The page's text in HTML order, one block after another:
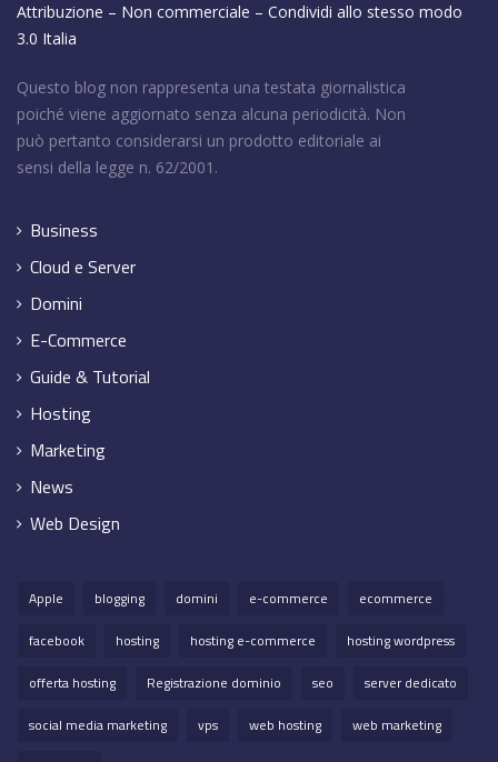
Attribuzione – Non commerciale – Condividi allo stesso modo
3.0 Italia
Questo blog non rappresenta una testata giornalistica
poiché viene aggiornato senza alcuna periodicità. Non
può pertanto considerarsi un prodotto editoriale ai
sensi della legge n. 62/2001.
Business
Cloud e Server
Domini
E-Commerce
Guide & Tutorial
Hosting
Marketing
News
Web Design
Apple blogging domini e-commerce
ecommerce
facebook
hosting hosting e-commerce
hosting wordpress
offerta hosting
Registrazione dominio seo
server dedicato
social media marketing
vps web hosting
web marketing